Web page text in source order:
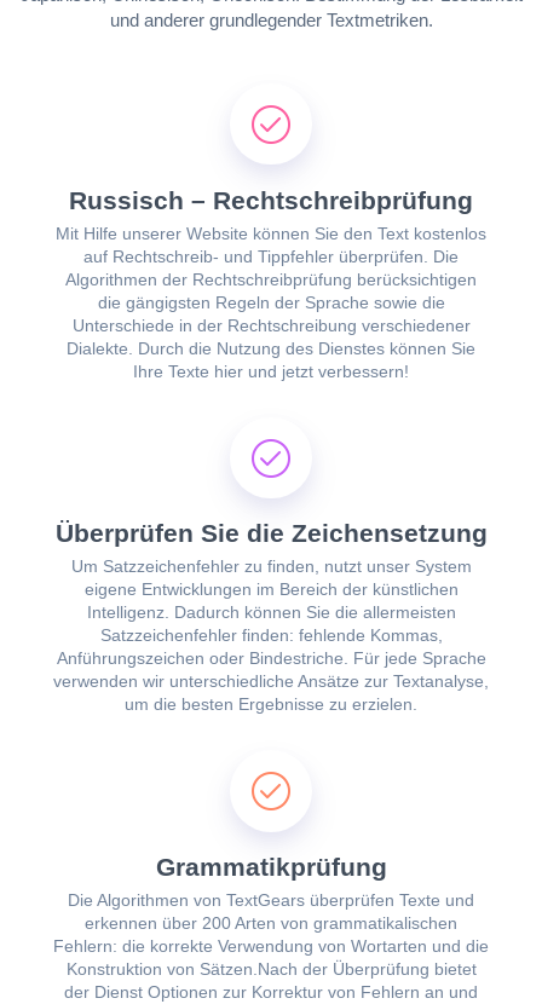
und anderer grundlegender Textmetriken.
Russisch – Rechtschreibprüfung
Mit Hilfe unserer Website können Sie den Text kostenlos
auf Rechtschreib- und Tippfehler überprüfen. Die
Algorithmen der Rechtschreibprüfung berücksichtigen
die gängigsten Regeln der Sprache sowie die
Unterschiede in der Rechtschreibung verschiedener
Dialekte. Durch die Nutzung des Dienstes können Sie
Ihre Texte hier und jetzt verbessern!
Überprüfen Sie die Zeichensetzung
Um Satzzeichenfehler zu finden, nutzt unser System
eigene Entwicklungen im Bereich der künstlichen
Intelligenz. Dadurch können Sie die allermeisten
Satzzeichenfehler finden: fehlende Kommas,
Anführungszeichen oder Bindestriche. Für jede Sprache
verwenden wir unterschiedliche Ansätze zur Textanalyse,
um die besten Ergebnisse zu erzielen.
Grammatikprüfung
Die Algorithmen von TextGears überprüfen Texte und
erkennen über 200 Arten von grammatikalischen
Fehlern: die korrekte Verwendung von Wortarten und die
Konstruktion von Sätzen.Nach der Überprüfung bietet
der Dienst Optionen zur Korrektur von Fehlern an und